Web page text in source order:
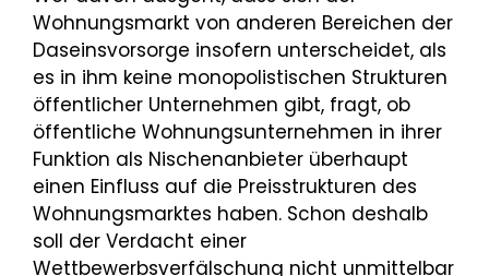
Wohnungsmarkt von anderen Bereichen der
Daseinsvorsorge insofern unterscheidet, als
es in ihm keine monopolistischen Strukturen
öffentlicher Unternehmen gibt, fragt, ob
öffentliche Wohnungsunternehmen in ihrer
Funktion als Nischenanbieter überhaupt
einen Einfluss auf die Preisstrukturen des
Wohnungsmarktes haben. Schon deshalb
soll der Verdacht einer
Wettbewerbsverfälschung nicht unmittelbar